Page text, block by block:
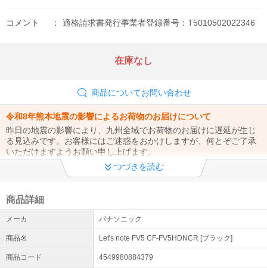
コメント 適格請求書発行事業者登録番号：T5010502022346
在庫なし
商品についてお問い合わせ
令和8年熊本地震の影響によるお荷物のお届けについて
昨日の地震の影響により、九州全域でお荷物のお届けに遅延が生じ
る見込みです。お客様にはご迷惑をおかけしますが、何とぞご了承
いただけますようお願い申し上げます。
夏季休業のお知らせ
ます。 休業期間中に頂いたご注文、お問合せにつきましては 休業期
間明けの営業日08月17日(月)から順次対応させて頂きます。
インボイス制度への対応について
当店では、適格請求書として領収書の発行が可能です。詳細はリン
ク先のページにてご確認下さい。
つづきを読む
商品詳細
メーカ パナソニック
商品名 Let's note FV5 CF-FV5HDNCR [ブラック]
商品コード 4549980884379